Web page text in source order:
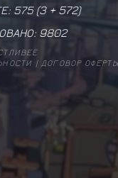
575 (3+ 572)
9802
|ДОГОВОР ОФЕРТЫ